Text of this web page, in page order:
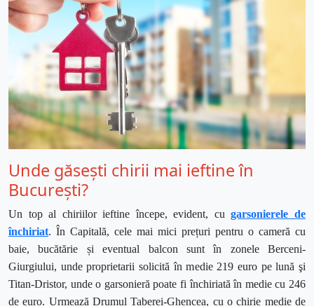
Unde găsești chirii mai ieftine în
București?
Un top al chiriilor ieftine începe, evident, cugarsonierele de
închiriat. În Capitală, cele mai mici prețuri pentru o cameră cu
baie, bucătărie și eventual balcon sunt în zonele Berceni-
Giurgiului, unde proprietarii solicită în medie 219 euro pe lună şi
Titan-Dristor, unde o garsonieră poate fi închiriată în medie cu 246
de euro. Urmează Drumul Taberei-Ghencea, cu o chirie medie de